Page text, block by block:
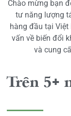
Chào mừng bạn
tư năng lượng
hàng đầu tại Việt
vấn về biến đổi
và cung
Trên 5+